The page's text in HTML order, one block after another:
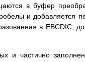
в буфер
и добавляется
в EBCDIC,
и частично